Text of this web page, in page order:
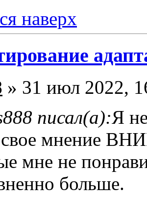
наверх
» 31 июл 2022,
писал(а):Я
мнение
мне не
больше.